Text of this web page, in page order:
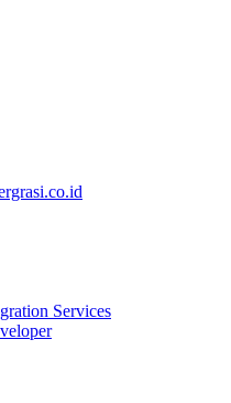
Services